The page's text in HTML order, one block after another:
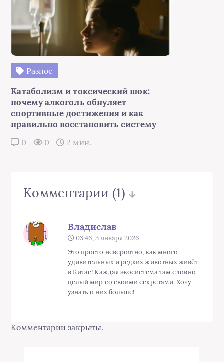
Разное
Катаболизм и токсический шок:
почему алкоголь обнуляет
спортивные достижения и как
правильно восстановить систему
0 0 2 мин.
Комментарии (1)
Владислав
03:46, 3 января 2026
Это просто невероятно, как много
удивительных и редких животных живёт
в Китае! Каждая экосистема там словно
целый мир со своими секретами. Хочу
узнать о них больше!
Комментарии закрыты.